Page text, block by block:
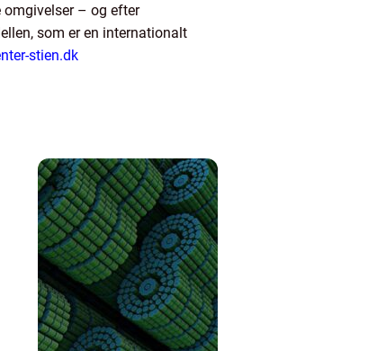
– og efter
som er en internationalt
stien.dk